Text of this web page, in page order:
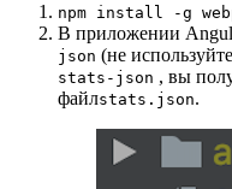
npm install -g
В приложении
json (не
stats-json , вы
файлstats.json.